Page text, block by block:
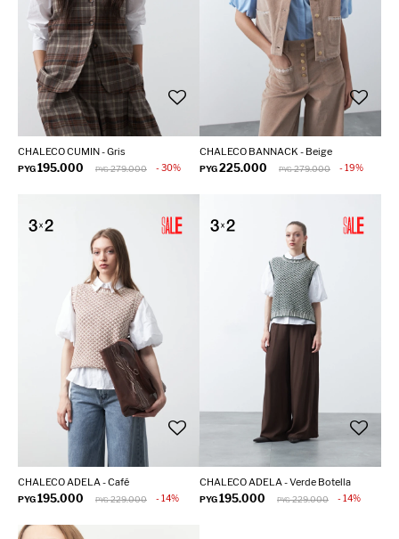
CHALECO CUMIN - Gris
PYG195.000 PYG 279.000 30
CHALECO BANNACK - Beige
PYG225.000 PYG 279.000 19
CHALECO ADELA - Café
PYG195.000 PYG 229.000 14
CHALECO ADELA - Verde Botella
PYG195.000 PYG 229.000 14